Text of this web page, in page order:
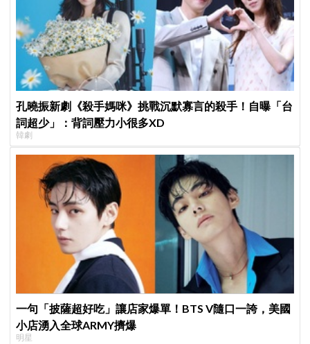
孔曉振新劇《殺手媽咪》挑戰沉默寡言的殺手！自曝「台
詞超少」：背詞壓力小很多XD
韓劇
一句「披薩超好吃」讓店家爆單！BTS V隨口一誇，美國
小店湧入全球ARMY擠爆
明星